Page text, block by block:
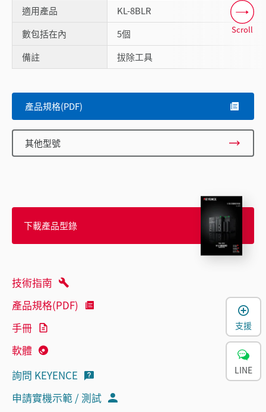
適用產品
KL-8BLR
數包括在內
5個
備註
拔除工具
Scroll
產品規格(PDF)
其他型號
下載產品型錄
技術指南
產品規格(PDF)
手冊
軟體
詢問 KEYENCE
申請實機示範 / 測試
支援
LINE